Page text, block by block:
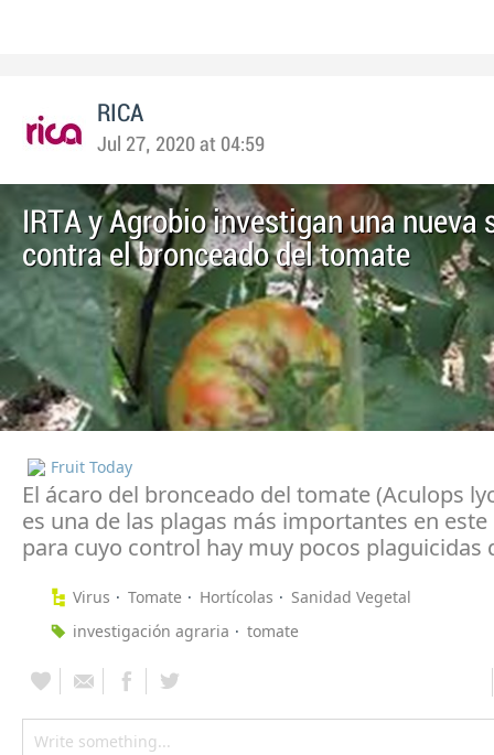
RICA
Jul 27, 2020 at 04:59
IRTA y Agrobio investigan una nueva
contra el bronceado del tomate
Fruit Today
El ácaro del bronceado del tomate (Aculops
es una de las plagas más importantes en
para cuyo control hay muy pocos plaguicidas
Virus Tomate Hortícolas
Sanidad Vegetal
investigación agraria
tomate